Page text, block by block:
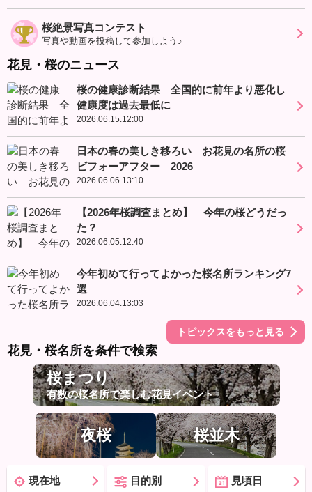
桜絶景写真コンテスト
写真や動画を投稿して参加しよう♪
花見・桜のニュース
桜の健康診断結果 全国的に前年より悪化し
健康度は過去最低に
2026.06.15.12:00
日本の春の美しき移ろい お花見の名所の桜
ビフォーアフター 2026
2026.06.06.13:10
【2026年桜調査まとめ】 今年の桜どうだっ
た？
2026.06.05.12:40
今年初めて行ってよかった桜名所ランキング7
選
2026.06.04.13:03
トピックスをもっと見る
花見・桜名所を条件で検索
桜まつり
有数の桜名所で楽しむ花見イベント
夜桜 桜並木
現在地 目的別 見頃日